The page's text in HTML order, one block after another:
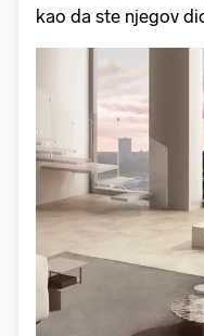
kao da ste njegov